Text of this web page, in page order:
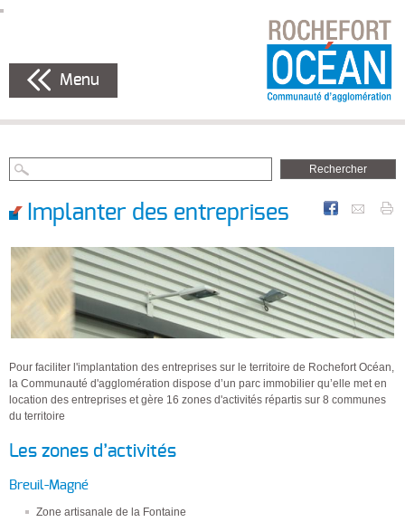
Menu
Implanter des entreprises
Pour faciliter l'implantation des entreprises sur le territoire de Rochefort Océan,
la Communauté d'agglomération dispose d’un parc immobilier qu’elle met en
location des entreprises et gère 16 zones d'activités répartis sur 8 communes
du territoire
Les zones d’activités
Breuil-Magné
Zone artisanale de la Fontaine